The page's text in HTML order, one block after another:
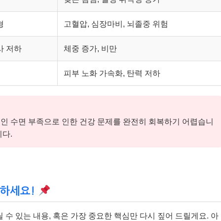
고혈압, 심장마비, 뇌졸중 위험
저하 체중 증가, 비만
피부 노화 가속화, 탄력 저하
수면 부족으로 인한 건강 문제를 완전히 회복하기 어렵습니
다.
세요!
있는 내용, 혹은 가장 중요한 핵심만 다시 짚어 드릴게요. 아